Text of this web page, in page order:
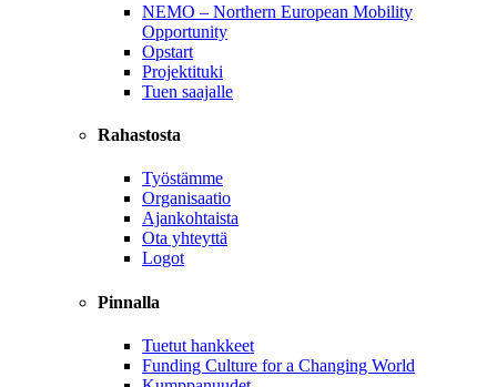
NEMO – Northern European Mobility
Opportunity
Opstart
Projektituki
Tuen saajalle
Rahastosta
Työstämme
Organisaatio
Ajankohtaista
Ota yhteyttä
Logot
Pinnalla
Tuetut hankkeet
Funding Culture for a Changing World